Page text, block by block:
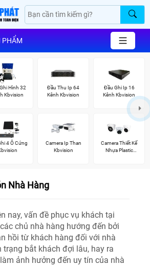
PHẨM
Hình 32
Kbvision
Đầu Thu Ip 64
Kênh Kbvision
Đầu Ghi Ip 16
Kênh Kbvision
4 Ổ Cứng
Camera Ip Than
Kbvision
Camera Thiết Kế
Nhựa Plastic
Nhà Hàng
nay, vấn đề phục vụ khách tại
chủ nhà hàng hướng đến bởi
hồi từ khách hàng đối với nhà
trạng bắt khách đợi lâu, hay ra
ảnh hưởng đến uy tín của nhà